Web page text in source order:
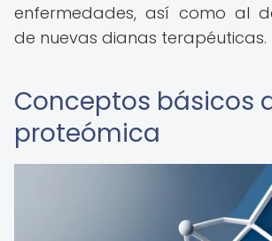
enfermedades, así como al
de nuevas dianas terapéuticas.
Conceptos básicos
proteómica